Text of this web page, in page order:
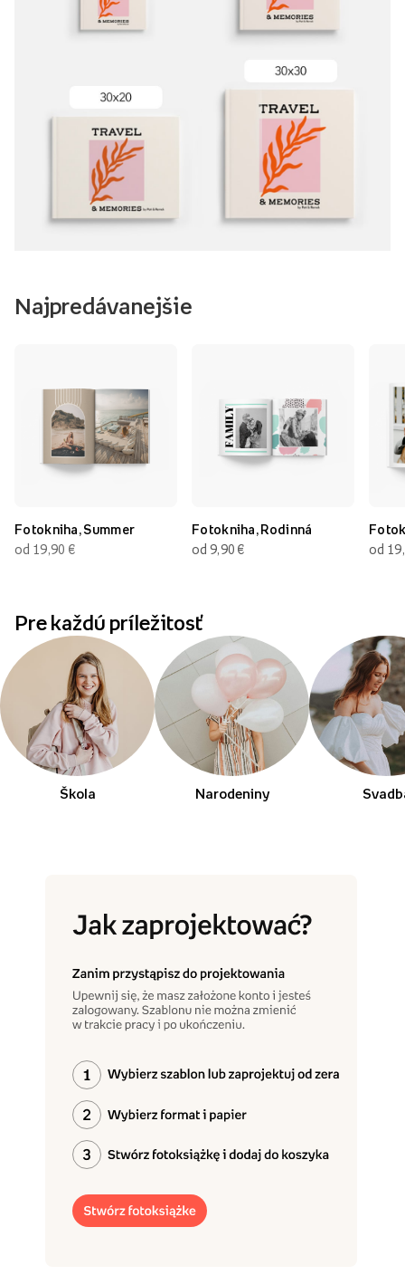
Najpredávanejšie
Fotokniha, Summer
od 19,90 €
Fotokniha, Rodinná
od 9,90 €
od
Pre každú príležitosť
Škola Narodeniny